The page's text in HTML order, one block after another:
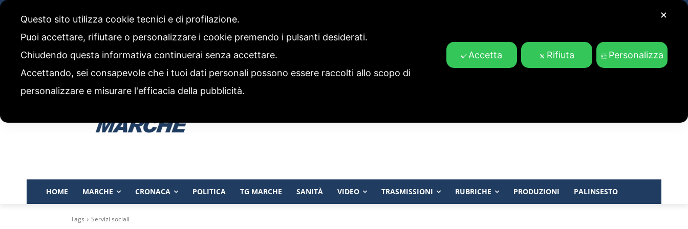
CODICE ETICO E POLITICA EDITORIALE
HOME MARCHE CRONACA POLITICA TG MARCHE SANITÀ VIDEO TRASMISSIONI RUBRICHE PRODUZIONI PALINSESTO
Tags Servizi sociali
✕
Questo sito utilizza cookie tecnici e di profilazione.
Puoi accettare, rifiutare o personalizzare i cookie premendo i pulsanti desiderati.
Chiudendo questa informativa continuerai senza accettare.
Accettando, sei consapevole che i tuoi dati personali possono essere raccolti allo scopo di
personalizzare e misurare l'efficacia della pubblicità.
Accetta Rifiuta Personalizza